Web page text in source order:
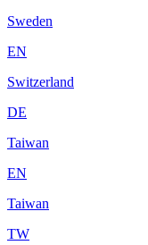
Sweden
EN
Switzerland
DE
Taiwan
EN
Taiwan
TW